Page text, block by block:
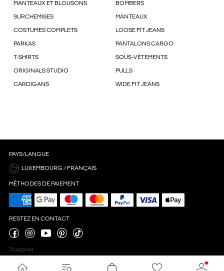
MANTEAUX ET BLOUSONS BOMBERS
SURCHEMISES MANTEAUX
COSTUMES COMPLETS LOOSE FIT JEANS
PARKAS PANTALONS CARGO
T-SHIRTS SOUS-VÊTEMENTS
ORIGINALS STUDIO PULLS
CARDIGANS WIDE FIT JEANS
PAYS/LANGUE
LUXEMBOURG / FRANÇAIS
MÉTHODES DE PAIEMENT
RESTEZ EN CONTACT
Trustpilot